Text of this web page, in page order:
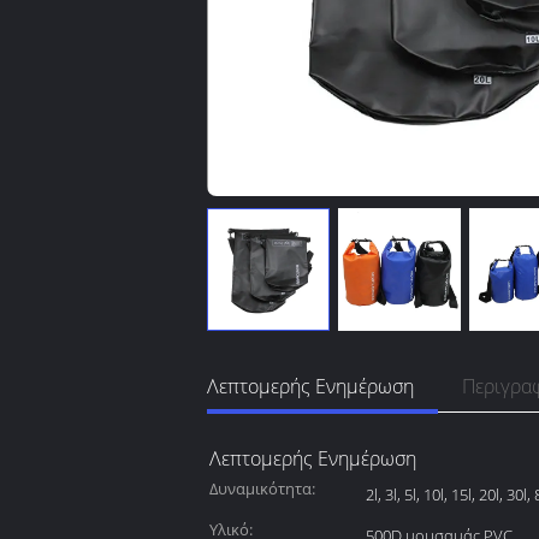
Λεπτομερής Ενημέρωση
Λεπτομερής Ενημέρωση
Δυναμικότητα: 2l, 3l, 5l, 10l, 15l, 20l, 30l,
Υλικό: